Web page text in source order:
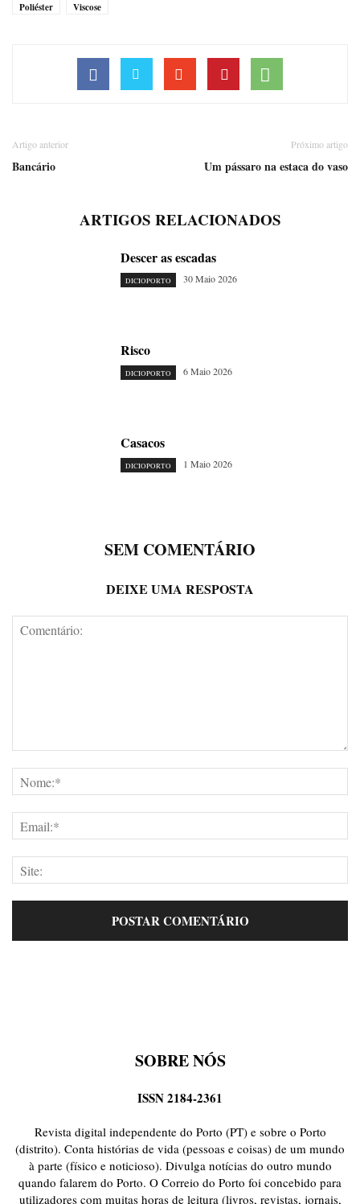
Poliéster
Viscose
Artigo anterior
Bancário
Próximo artigo
Um pássaro na estaca do vaso
ARTIGOS RELACIONADOS
Descer as escadas
DICIOPORTO 30 Maio 2026
Risco
DICIOPORTO 6 Maio 2026
Casacos
DICIOPORTO 1 Maio 2026
SEM COMENTÁRIO
DEIXE UMA RESPOSTA
SOBRE NÓS
ISSN 2184-2361
Revista digital independente do Porto (PT) e sobre o Porto
(distrito). Conta histórias de vida (pessoas e coisas) de um mundo
à parte (físico e noticioso). Divulga notícias do outro mundo
quando falarem do Porto. O Correio do Porto foi concebido para
utilizadores com muitas horas de leitura (livros, revistas, jornais,